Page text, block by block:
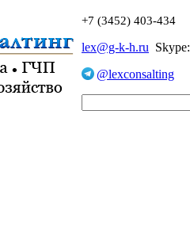
+7 (3452) 403-434
lex@g-k-h.ru Skype:
@lexconsalting